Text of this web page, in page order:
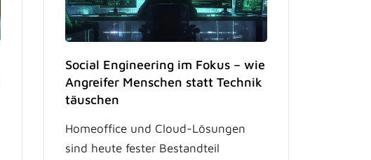
Social Engineering im Fokus – wie
Angreifer Menschen statt Technik
täuschen
Homeoffice und Cloud-Lösungen
sind heute fester Bestandteil